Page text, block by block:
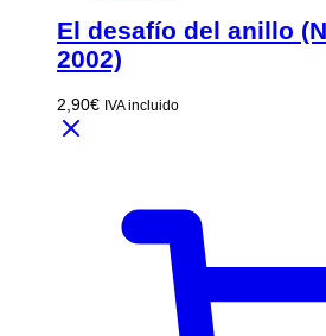
El desafío del anillo
2002)
2,90€ IVA incluido